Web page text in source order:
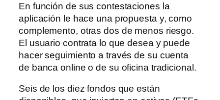
En función de sus contestaciones la
aplicación le hace una propuesta y, como
complemento, otras dos de menos riesgo.
El usuario contrata lo que desea y puede
hacer seguimiento a través de su cuenta
de banca online o de su oficina tradicional.
Seis de los diez fondos que están